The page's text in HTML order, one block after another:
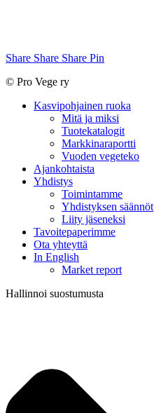
Share
Share Share Share Pin
© Pro Vege ry
Close
Kasvipohjainen ruoka
Mitä ja miksi
Tuotekatalogit
Markkinaraportti
Vuoden vegeteko
Ajankohtaista
Yhdistys
Toimintamme
Yhdistyksen säännöt
Liity jäseneksi
Tavoitepaperimme
Ota yhteyttä
In English
Market report
Hallinnoi suostumusta